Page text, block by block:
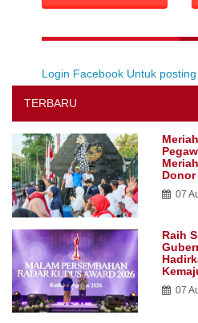
Login Facebook Untuk
TERBARU
Donor
07
Raih
07